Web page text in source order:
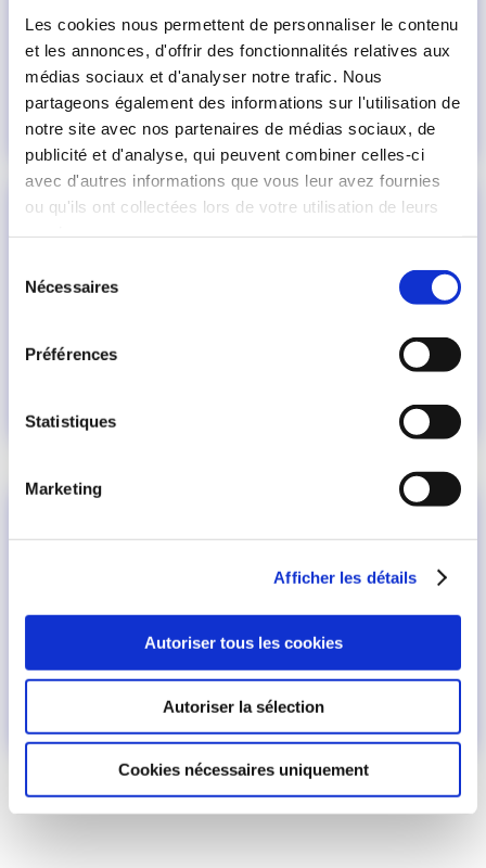
Les cookies nous permettent de personnaliser le contenu
et les annonces, d'offrir des fonctionnalités relatives aux
médias sociaux et d'analyser notre trafic. Nous
partageons également des informations sur l'utilisation de
notre site avec nos partenaires de médias sociaux, de
publicité et d'analyse, qui peuvent combiner celles-ci
avec d'autres informations que vous leur avez fournies
ou qu'ils ont collectées lors de votre utilisation de leurs
Nécessaires
Préférences
Statistiques
Marketing
Afficher les détails
Autoriser tous les cookies
Autoriser la sélection
Cookies nécessaires uniquement